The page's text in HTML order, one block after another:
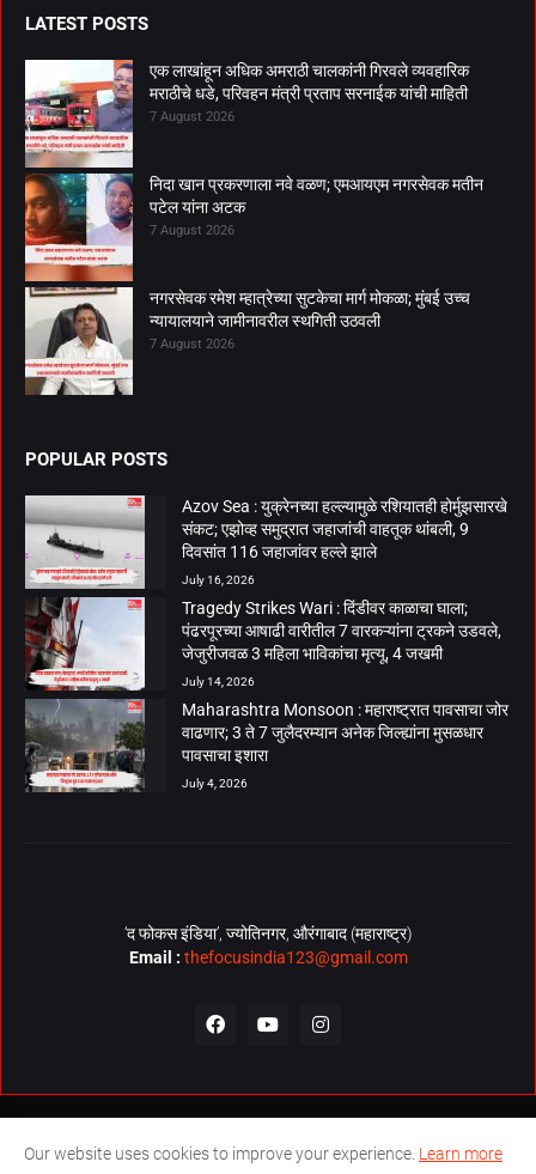
LATEST POSTS
एक लाखांहून अधिक अमराठी चालकांनी गिरवले व्यवहारिक
मराठीचे धडे, परिवहन मंत्री प्रताप सरनाईक यांची माहिती
7 August 2026
निदा खान प्रकरणाला नवे वळण; एमआयएम नगरसेवक मतीन
पटेल यांना अटक
7 August 2026
नगरसेवक रमेश म्हात्रेच्या सुटकेचा मार्ग मोकळा; मुंबई उच्च
न्यायालयाने जामीनावरील स्थगिती उठवली
7 August 2026
POPULAR POSTS
Azov Sea : युक्रेनच्या हल्ल्यामुळे रशियातही होर्मुझसारखे
संकट; एझोव्ह समुद्रात जहाजांची वाहतूक थांबली, 9
दिवसांत 116 जहाजांवर हल्ले झाले
July 16, 2026
Tragedy Strikes Wari : दिंडीवर काळाचा घाला;
पंढरपूरच्या आषाढी वारीतील 7 वारकऱ्यांना ट्रकने उडवले,
जेजुरीजवळ 3 महिला भाविकांचा मृत्यू, 4 जखमी
July 14, 2026
Maharashtra Monsoon : महाराष्ट्रात पावसाचा जोर
वाढणार; 3 ते 7 जुलैदरम्यान अनेक जिल्ह्यांना मुसळधार
पावसाचा इशारा
July 4, 2026
‘द फोकस इंडिया’, ज्योतिनगर, औरंगाबाद (महाराष्ट्र)
Email : thefocusindia123@gmail.com
About Us Contact Us The Focus India Policy
Our website uses cookies to improve your experience. Learn more